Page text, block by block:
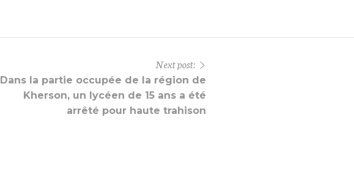
Next post:
Dans la partie occupée de la région de
Kherson, un lycéen de 15 ans a été
arrêté pour haute trahison